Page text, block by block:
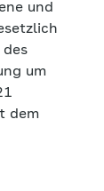
und
um
dem